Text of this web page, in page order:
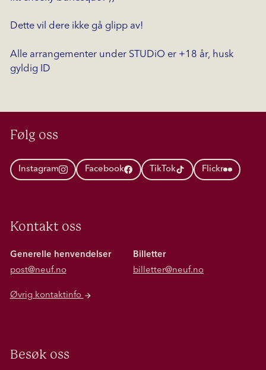
Dette vil dere ikke gå glipp av!
Alle arrangementer under STUDiO er +18 år, husk
gyldig ID
Følg oss
Instagram Facebook TikTok Flickr
Kontakt oss
Generelle henvendelser
post@neuf.no
Billetter
billetter@neuf.no
Øvrig kontaktinfo
Besøk oss